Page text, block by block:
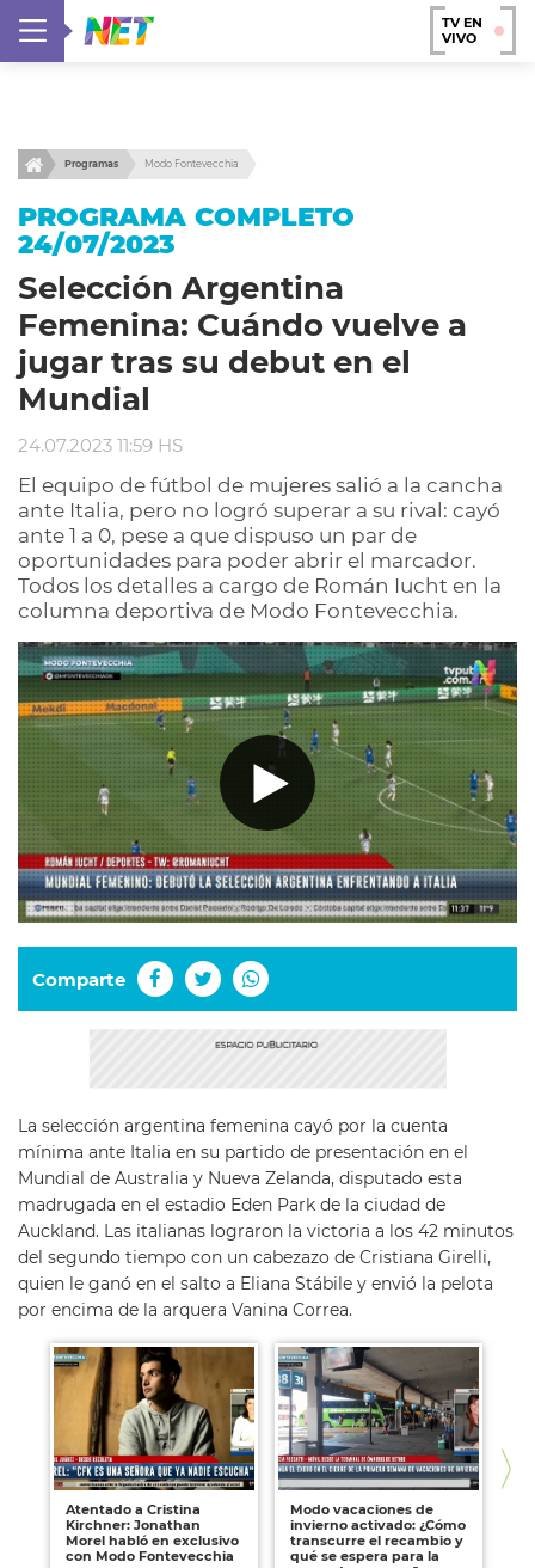
TV EN
VIVO
Programas Modo Fontevecchia
PROGRAMA COMPLETO
24/07/2023
Selección Argentina
Femenina: Cuándo vuelve a
jugar tras su debut en el
Mundial
24.07.2023 11:59 HS
El equipo de fútbol de mujeres salió a la cancha
ante Italia, pero no logró superar a su rival: cayó
ante 1 a 0, pese a que dispuso un par de
oportunidades para poder abrir el marcador.
Todos los detalles a cargo de Román Iucht en la
columna deportiva de Modo Fontevecchia.
Comparte
La selección argentina femenina cayó por la cuenta
mínima ante Italia en su partido de presentación en el
Mundial de Australia y Nueva Zelanda, disputado esta
madrugada en el estadio Eden Park de la ciudad de
Auckland. Las italianas lograron la victoria a los 42 minutos
del segundo tiempo con un cabezazo de Cristiana Girelli,
quien le ganó en el salto a Eliana Stábile y envió la pelota
por encima de la arquera Vanina Correa.
Atentado a Cristina
Kirchner: Jonathan
Morel habló en exclusivo
con Modo Fontevecchia
Modo vacaciones de
invierno activado: ¿Cómo
transcurre el recambio y
qué se espera para la